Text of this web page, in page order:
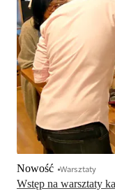
Wstęp na warsztaty
Nowość Warsztaty